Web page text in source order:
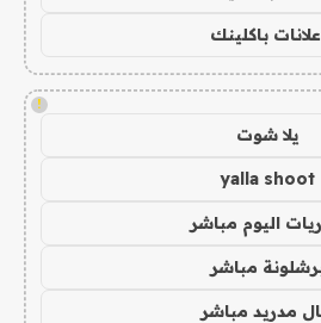
باكلينك
!
يلا شوت
yalla shoot
اليوم مباشر
مباشر
مدريد مباشر